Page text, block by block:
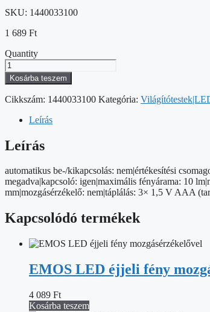
SKU: 1440033100
1 689 Ft
Quantity
EMOS
LED
éjjeli
fény
dióda
Kosárba teszem
Cikkszám: 1440033100 Kategória:
Leírás
Leírás
automatikus be-/kikapcsolás: nem|értékesítési
megadva|kapcsoló: igen|maximális fényárama: 10
mm|mozgásérzékelő: nem|táplálás: 3× 1,5 V AAA
Kapcsolódó termékek
EMOS LED éjjeli fény
4 089 Ft
Kosárba teszem